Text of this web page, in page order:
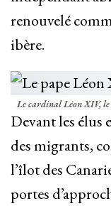
renouvelé
ibère.
Le cardinal Léon XIV,
Devant les élus
des migrants,
l’îlot des
portes